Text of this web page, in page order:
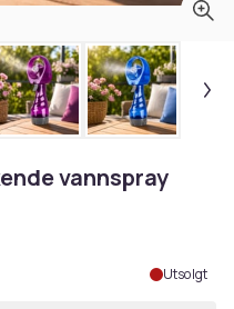
vannspray
Utsolgt